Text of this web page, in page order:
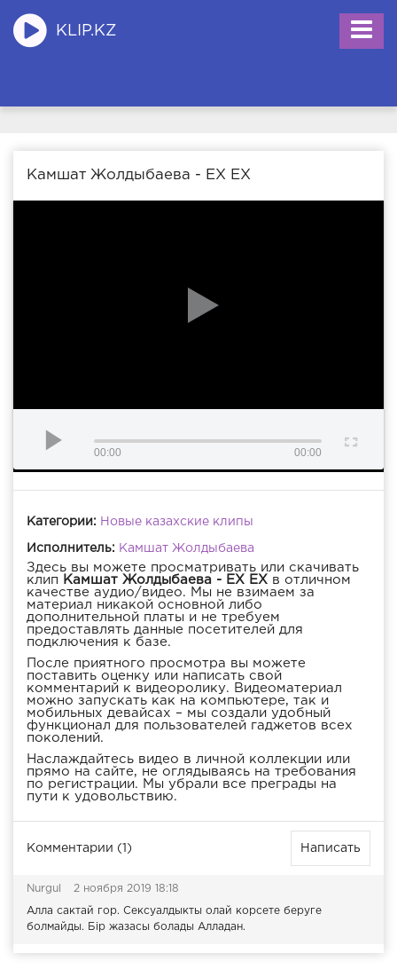
KLIP.KZ
Камшат Жолдыбаева - EX EX
00:00 00:00
Категории: Новые казахские клипы
Исполнитель: Камшат Жолдыбаева
Здесь вы можете просматривать или скачивать
клип
Камшат Жолдыбаева - EX EX в отличном
качестве аудио/видео. Мы не взимаем за
материал никакой основной либо
дополнительной платы и не требуем
предоставлять данные посетителей для
подключения к базе.
После приятного просмотра вы можете
поставить оценку или написать свой
комментарий к видеоролику. Видеоматериал
можно запускать как на компьютере, так и
мобильных девайсах – мы создали удобный
функционал для пользователей гаджетов всех
поколений.
Наслаждайтесь видео в личной коллекции или
прямо на сайте, не оглядываясь на требования
по регистрации. Мы убрали все преграды на
пути к удовольствию.
Комментарии (1) Написать
Nurgul 2 ноября 2019 18:18
Алла сактай гор. Сексуалдыкты олай корсете беруге
болмайды. Бip жазасы болады Алладан.